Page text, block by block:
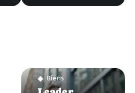
Biens